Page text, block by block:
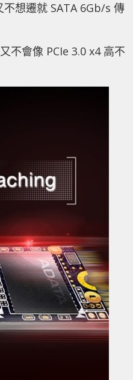
不想遷就 SATA 6Gb/s 傳
不會像 PCIe 3.0 x4 高不